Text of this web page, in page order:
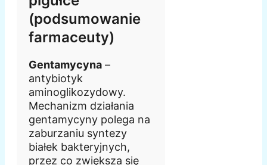
(podsumowanie
farmaceuty)
Gentamycyna –
antybiotyk
aminoglikozydowy.
Mechanizm działania
gentamycyny polega na
zaburzaniu syntezy
białek bakteryjnych,
przez co zwiększa się